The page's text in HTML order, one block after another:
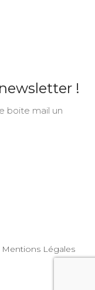
!
boite mail un
Mentions Légales